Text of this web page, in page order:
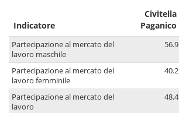
Indicatore
Civitella
Paganico
Partecipazione al mercato del
lavoro maschile
56.9
Partecipazione al mercato del
lavoro femminile
40.2
Partecipazione al mercato del
lavoro
48.4